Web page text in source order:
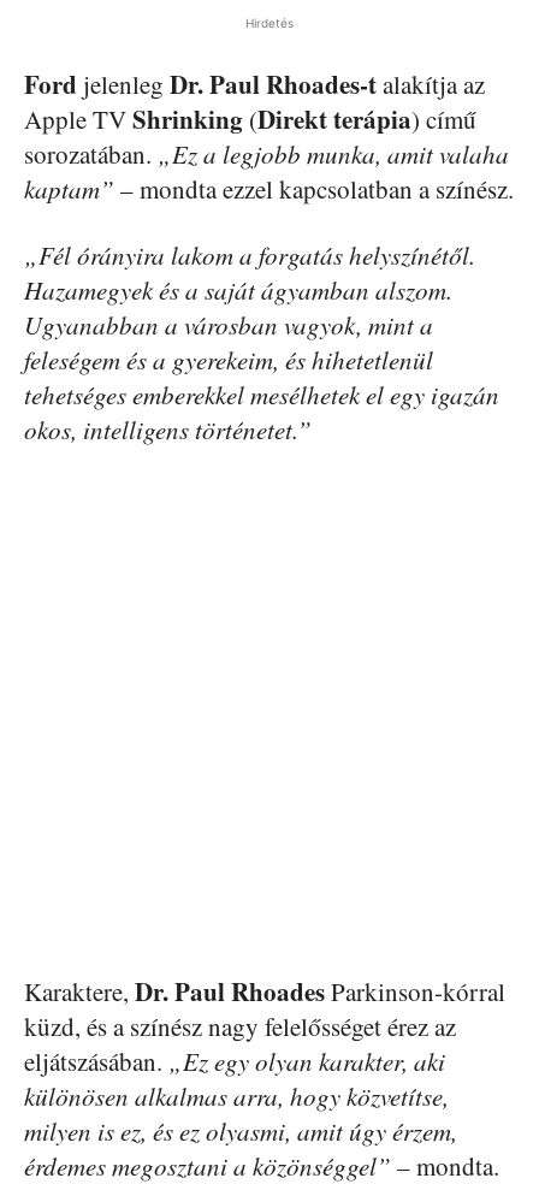
Hirdetés
Ford jelenleg Dr. Paul Rhoades-talakítja az
Apple TVShrinking (Direkt terápia) című
sorozatában. „Ez a legjobb munka, amit valaha
kaptam” – mondta ezzel kapcsolatban a színész.
„Fél órányira lakom a forgatás helyszínétől.
Hazamegyek és a saját ágyamban alszom.
Ugyanabban a városban vagyok, mint a
feleségem és a gyerekeim, és hihetetlenül
tehetséges emberekkel mesélhetek el egy igazán
okos, intelligens történetet.”
Karaktere, Dr. Paul RhoadesParkinson-kórral
küzd, és a színész nagy felelősséget érez az
eljátszásában. „Ez egy olyan karakter, aki
különösen alkalmas arra, hogy közvetítse,
milyen is ez, és ez olyasmi, amit úgy érzem,
érdemes megosztani a közönséggel” – mondta.